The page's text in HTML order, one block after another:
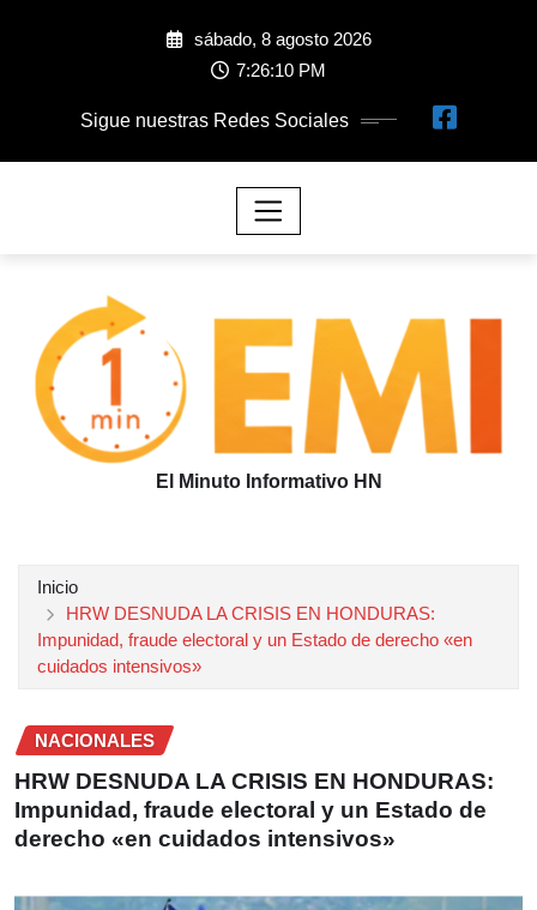
sábado, 8 agosto 2026
7:26:13 PM
Sigue nuestras Redes Sociales
El Minuto Informativo HN
Inicio
HRW DESNUDA LA CRISIS EN HONDURAS:
Impunidad, fraude electoral y un Estado de derecho «en
cuidados intensivos»
NACIONALES
HRW DESNUDA LA CRISIS EN HONDURAS:
Impunidad, fraude electoral y un Estado de
derecho «en cuidados intensivos»